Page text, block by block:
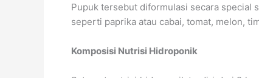
Pupuk tersebut diformulasi secara special
seperti paprika atau cabai, tomat, melon,
Komposisi Nutrisi Hidroponik